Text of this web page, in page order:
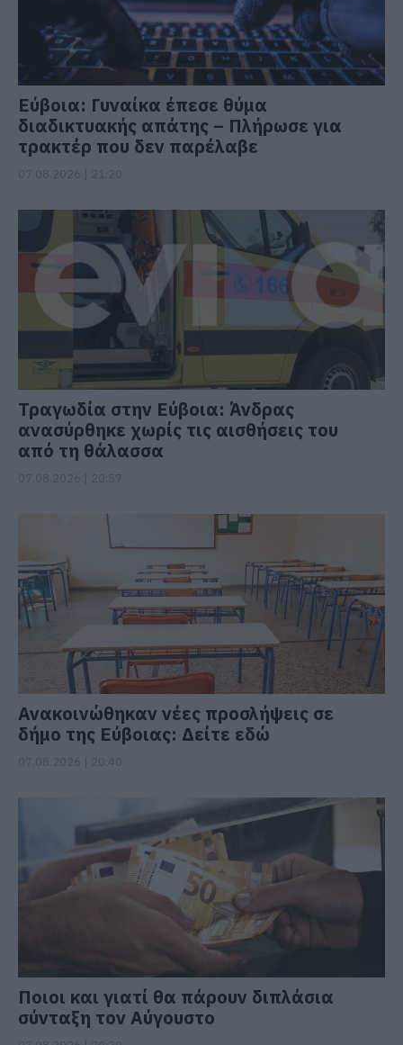
Εύβοια: Γυναίκα έπεσε θύμα
διαδικτυακής απάτης – Πλήρωσε για
τρακτέρ που δεν παρέλαβε
Τραγωδία στην Εύβοια: Άνδρας
ανασύρθηκε χωρίς τις αισθήσεις του
από τη θάλασσα
Ανακοινώθηκαν νέες προσλήψεις σε
δήμο της Εύβοιας: Δείτε εδώ
Ποιοι και γιατί θα πάρουν διπλάσια
σύνταξη τον Αύγουστο